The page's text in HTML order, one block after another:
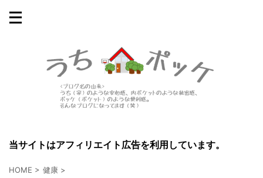
当サイトはアフィリエイト広告を利用しています。
HOME > 健康 >